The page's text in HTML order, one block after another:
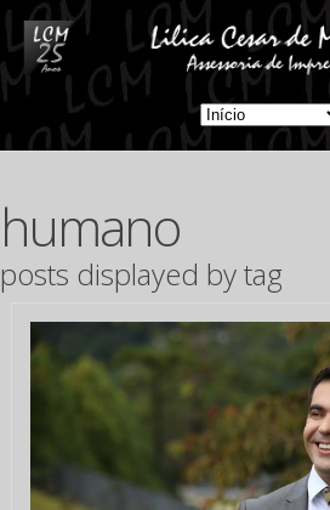
humano
posts displayed by tag